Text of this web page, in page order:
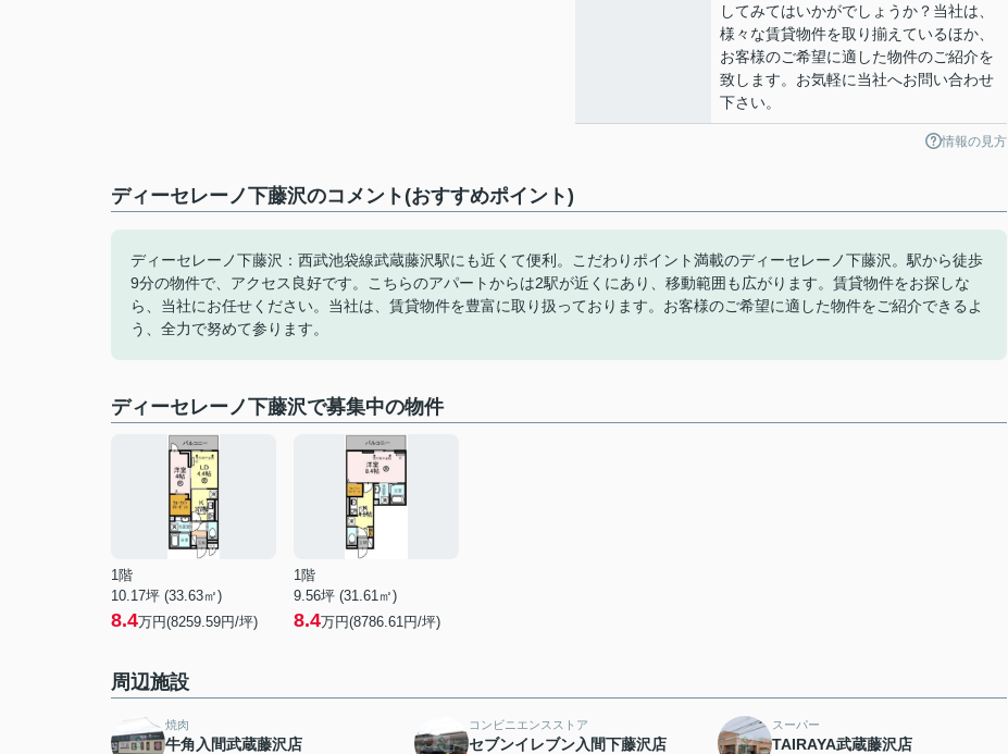
してみてはいかがでしょうか？当社は、
様々な賃貸物件を取り揃えているほか、
お客様のご希望に適した物件のご紹介を
致します。お気軽に当社へお問い合わせ
下さい。
情報の見方
ディーセレーノ下藤沢のコメント(おすすめポイント)
ディーセレーノ下藤沢：西武池袋線武蔵藤沢駅にも近くて便利。こだわりポイント満載のディーセレーノ下藤沢。駅から徒歩
9分の物件で、アクセス良好です。こちらのアパートからは2駅が近くにあり、移動範囲も広がります。賃貸物件をお探しな
ら、当社にお任せください。当社は、賃貸物件を豊富に取り扱っております。お客様のご希望に適した物件をご紹介できるよ
う、全力で努めて参ります。
ディーセレーノ下藤沢で募集中の物件
1階
10.17坪 (33.63㎡)
8.4万円(8259.59円/坪)
1階
9.56坪 (31.61㎡)
8.4万円(8786.61円/坪)
周辺施設
焼肉
牛角入間武蔵藤沢店
コンビニエンスストア
セブンイレブン入間下藤沢店
スーパー
TAIRAYA武蔵藤沢店